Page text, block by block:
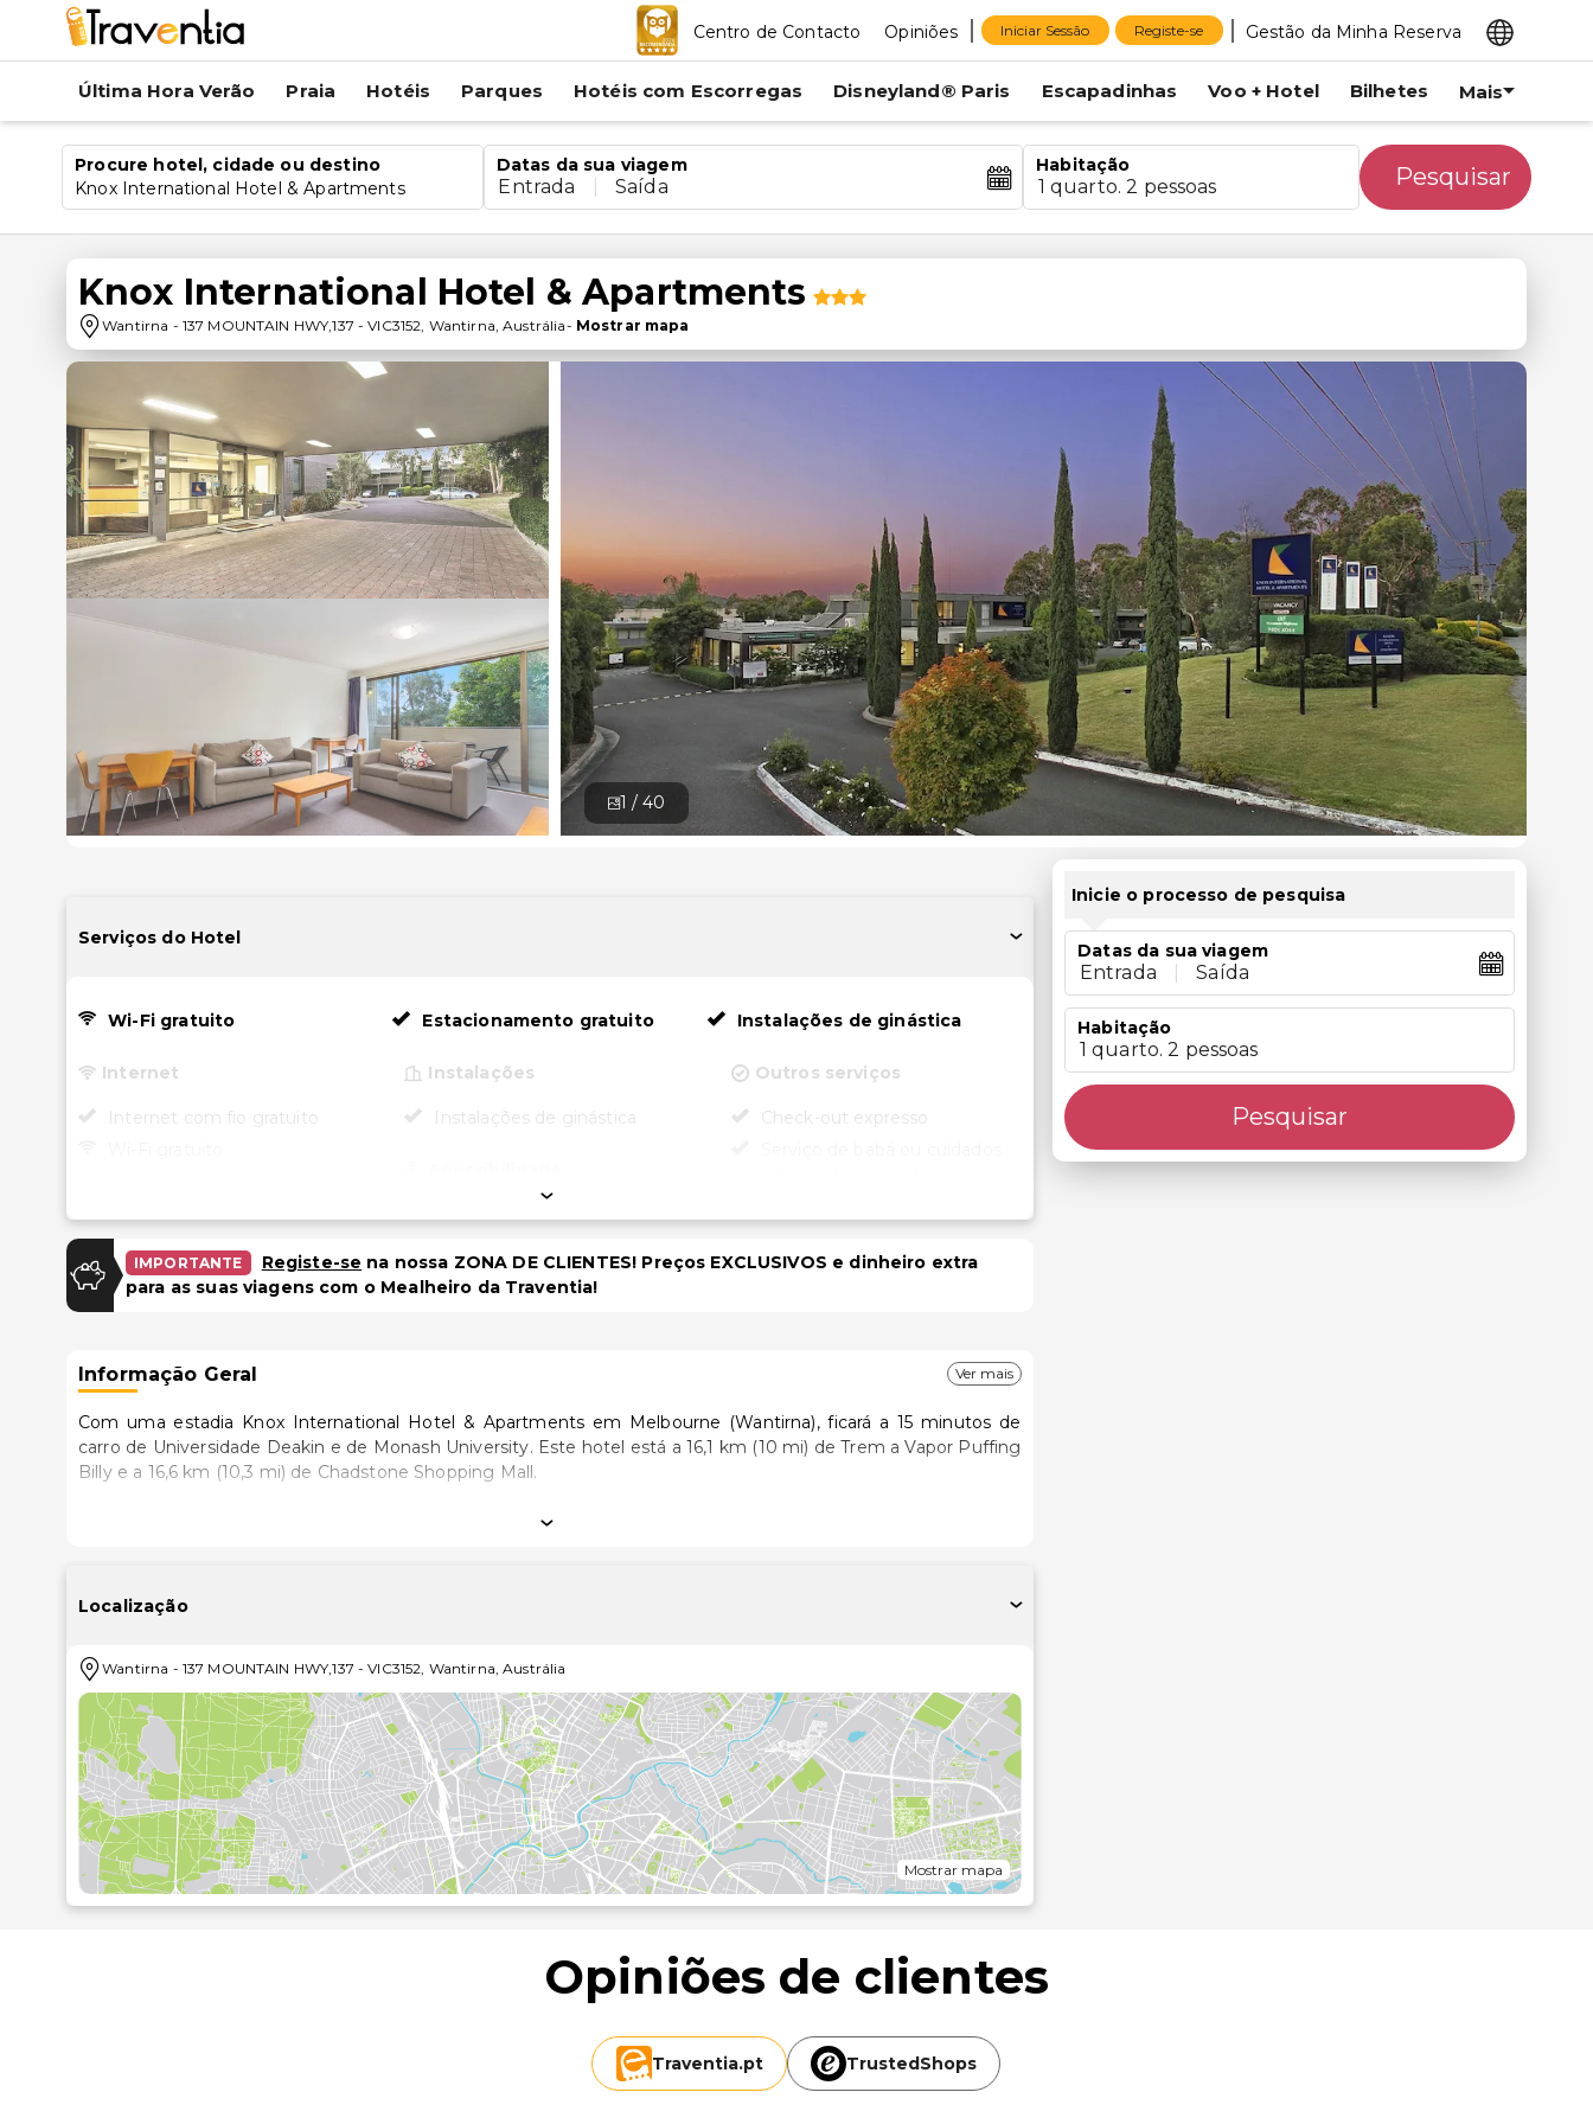
Centro de Contacto Opiniões Iniciar Sessão Registe-se Gestão da Minha Reserva
Última Hora Verão Praia Hotéis Parques Hotéis com Escorregas Disneyland® Paris Escapadinhas Voo + Hotel Bilhetes Mais
Procure hotel, cidade ou destino
Knox International Hotel & Apartments
Datas da sua viagem
Entrada Saída
Habitação
1 quarto. 2 pessoas Pesquisar
Knox International Hotel & Apartments
Wantirna - 137 MOUNTAIN HWY,137 -VIC3152, Wantirna,Austrália- Mostrar mapa
1 /40
Serviços do Hotel
Wi-Fi gratuito Estacionamento gratuito Instalações de ginástica
Internet
Internet com fio gratuito
Estacionamento gratuito
Estacionamento no local
Uso de ginásio nas
Instalações
Instalações de ginástica
Recepção acessível para
Caminho acessível para cadeira
de rodas
Outros serviços
Check-out expresso
a seco
IMPORTANTE Registe-se na nossa ZONA DE CLIENTES! Preços EXCLUSIVOS e dinheiro extra
para as suas viagens com o Mealheiro da Traventia!
Informação Geral Ver mais
Com uma estadia Knox International Hotel & Apartments em Melbourne (Wantirna), ficará a 15 minutos de
carro de Universidade Deakin e de Monash University. Este hotel está a 16,1 km (10 mi) de Trem a Vapor Puffing
Billy e a 16,6 km (10,3 mi) de Chadstone Shopping Mall.
Sinta-se em casa num dos 52 quartos com um micro-ondas. O acesso à internet sem fios permite-lhe estar
áreas de estar separadas.
incluindo Wi-fi grátis e serviço de baby-sitter.
Para recarregar baterias, dirija-se ao restaurante dKnox International Hotel & Apartments.
As principais comodidades incluem registo de saída rápido, um serviço de limpeza a seco e assistência
multilingue. Há estacionamento grátis no local.
As distâncias são apresentadas à 0,1 milha e ao quilómetro mais próximo.
Knox Private Hospital - 1,2 km/0,7 mi
Westfield Knox - 2,8 km/1,8 mi
Localização
Wantirna - 137 MOUNTAIN HWY,137 -VIC3152, Wantirna,Austrália
Mostrar mapa
Inicie o processo de pesquisa
Datas da sua viagem
Entrada Saída
Habitação
1 quarto. 2 pessoas
Pesquisar
Opiniões de clientes
Traventia.pt TrustedShops